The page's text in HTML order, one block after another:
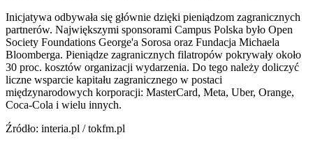
Inicjatywa odbywała się głównie dzięki pieniądzom zagranicznych
partnerów. Największymi sponsorami Campus Polska było Open
Society Foundations George'a Sorosa oraz Fundacja Michaela
Bloomberga. Pieniądze zagranicznych filatropów pokrywały około
30 proc. kosztów organizacji wydarzenia. Do tego należy doliczyć
liczne wsparcie kapitału zagranicznego w postaci
międzynarodowych korporacji: MasterCard, Meta, Uber, Orange,
Coca-Cola i wielu innych.
Źródło: interia.pl / tokfm.pl